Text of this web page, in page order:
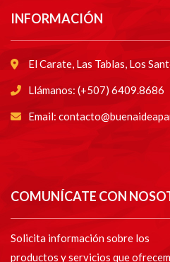
INFORMACIÓN
El Carate, Las Tablas, Los
Llámanos: (+507) 6409.8686
Email:
COMUNÍCATE CON
Solicita información sobre los
productos y servicios que